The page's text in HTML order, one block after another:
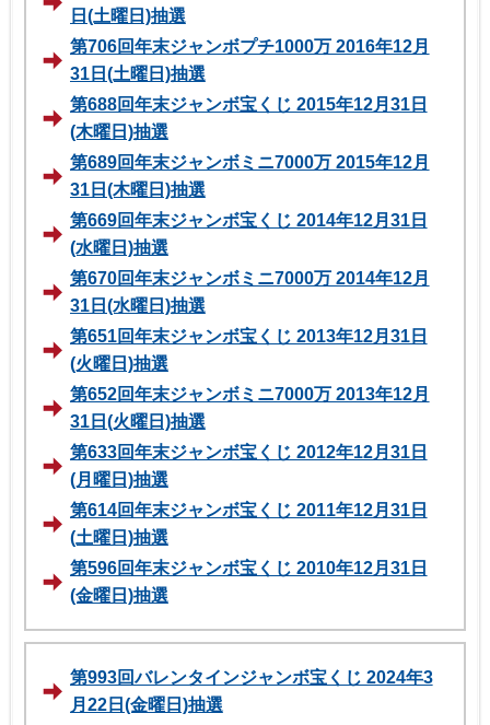
日(土曜日)抽選
第706回年末ジャンボプチ1000万 2016年12月
31日(土曜日)抽選
第688回年末ジャンボ宝くじ 2015年12月31日
(木曜日)抽選
第689回年末ジャンボミニ7000万 2015年12月
31日(木曜日)抽選
第669回年末ジャンボ宝くじ 2014年12月31日
(水曜日)抽選
第670回年末ジャンボミニ7000万 2014年12月
31日(水曜日)抽選
第651回年末ジャンボ宝くじ 2013年12月31日
(火曜日)抽選
第652回年末ジャンボミニ7000万 2013年12月
31日(火曜日)抽選
第633回年末ジャンボ宝くじ 2012年12月31日
(月曜日)抽選
第614回年末ジャンボ宝くじ 2011年12月31日
(土曜日)抽選
第596回年末ジャンボ宝くじ 2010年12月31日
(金曜日)抽選
第993回バレンタインジャンボ宝くじ 2024年3
月22日(金曜日)抽選